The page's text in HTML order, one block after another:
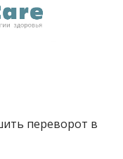
переворот в